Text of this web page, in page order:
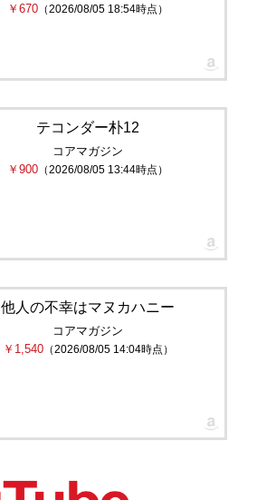
￥670 （2026/08/05 18:54時点）
テコンダー朴12
コアマガジン
￥900 （2026/08/05 13:44時点）
他人の不幸はマヌカハニー
コアマガジン
￥1,540（2026/08/05 14:04時点）